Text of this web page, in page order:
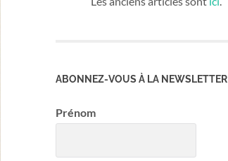
ABONNEZ-VOUS À LA NEWSLETTER
Prénom